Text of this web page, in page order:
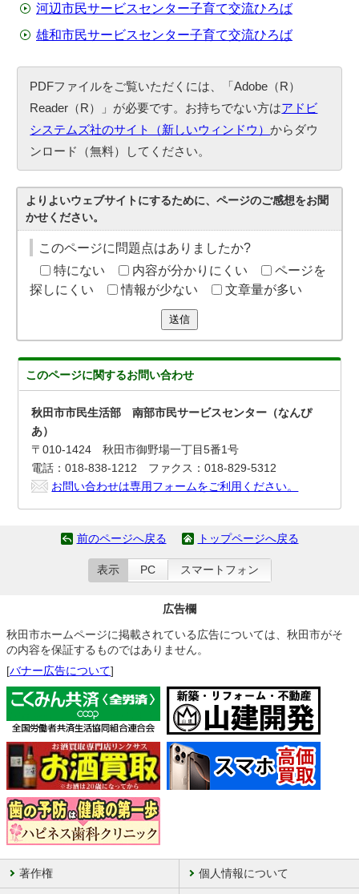
河辺市民サービスセンター子育て交流ひろば
雄和市民サービスセンター子育て交流ひろば
PDFファイルをご覧いただくには、「Adobe（R）
Reader（R）」が必要です。お持ちでない方はアドビ
システムズ社のサイト（新しいウィンドウ）からダウ
ンロード（無料）してください。
よりよいウェブサイトにするために、ページのご感想をお聞
かせください。
このページに問題点はありましたか?
特にない
内容が分かりにくい
ページを
探しにくい
情報が少ない 文章量が多い
送信
このページに関するお問い合わせ
秋田市市民生活部 南部市民サービスセンター（なんぴ
あ）
〒010-1424 秋田市御野場一丁目5番1号
電話：018-838-1212 ファクス：018-829-5312
お問い合わせは専用フォームをご利用ください。
前のページへ戻る トップページへ戻る
表示 PC スマートフォン
広告欄
秋田市ホームページに掲載されている広告については、秋田市がそ
の内容を保証するものではありません。
[バナー広告について]
著作権 個人情報について